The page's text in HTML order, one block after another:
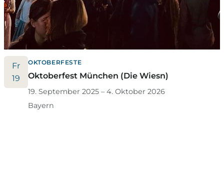
Fr
19
OKTOBERFESTE
Oktoberfest München (Die Wiesn)
19. September 2025 – 4. Oktober 2026
Bayern